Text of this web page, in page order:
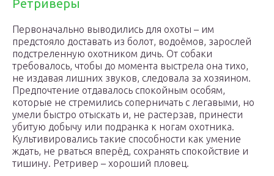
Ретриверы
Первоначально выводились для охоты – им
предстояло доставать из болот, водоёмов, зарослей
подстреленную охотником дичь. От собаки
требовалось, чтобы до момента выстрела она тихо,
не издавая лишних звуков, следовала за хозяином.
Предпочтение отдавалось спокойным особям,
которые не стремились соперничать с легавыми, но
умели быстро отыскать и, не растерзав, принести
убитую добычу или подранка к ногам охотника.
Культивировались такие способности как умение
ждать, не рваться вперёд, сохранять спокойствие и
тишину. Ретривер – хороший пловец.